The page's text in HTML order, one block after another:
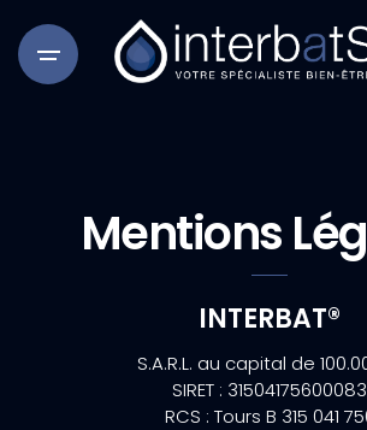
Mentions
INTERBAT®
S.A.R.L. au capital de
SIRET : 31504175600083
RCS : Tours B 315 041